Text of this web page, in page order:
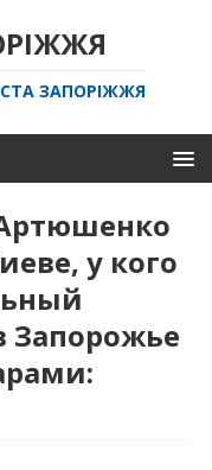
ЗАПОРІЖЖЯ
у кого
Запорожье